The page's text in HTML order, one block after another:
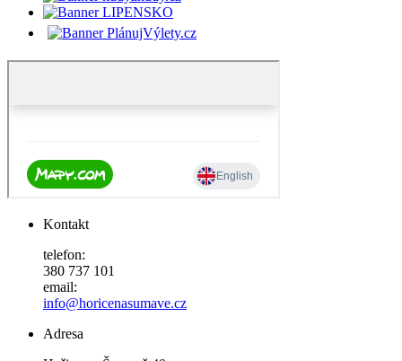
Kontakt
telefon:
380 737 101
email:
info@horicenasumave.cz
Adresa